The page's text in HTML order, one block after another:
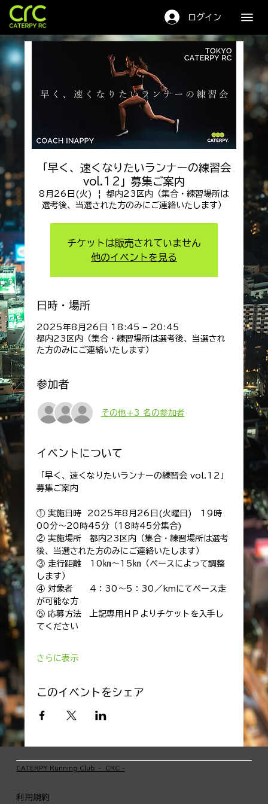
ログイン
「早く、速くなりたいランナーの練習会
vol.12」募集ご案内
8月26日(火)
  |
都内23区内（集合・練習場所は
選考後、当選された方のみにご連絡いたします）
チケットは販売されていません
他のイベントを見る
日時・場所
2025年8月26日 18:45 – 20:45
都内23区内（集合・練習場所は選考後、当選され
た方のみにご連絡いたします）
参加者
その他+3 名の参加者
イベントについて
「早く、速くなりたいランナーの練習会 vol.12」
募集ご案内
① 実施日時  2025年8月26日(火曜日)　19時
00分～20時45分（18時45分集合)
② 実施場所　都内23区内（集合・練習場所は選考
後、当選された方のみにご連絡いたします）
③ 走行距離　10㎞～15㎞（ペースによって調整
します）
④ 対象者　　4：30～5：30／kmにてペース走
が可能な方
⑤ 応募方法　上記専用ＨＰよりチケットを入手し
てください
さらに表示
このイベントをシェア
​CATERPY Running Club ‐ CRC -
利用規約